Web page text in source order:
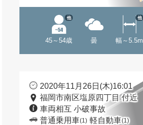
45～54歳
他
曇 幅～5.5m
他
2020年11月26日(木)16:01
福岡市南区塩原四丁目 付近
車両相互 小破事故
普通乗用車(1) 軽自動車(1)